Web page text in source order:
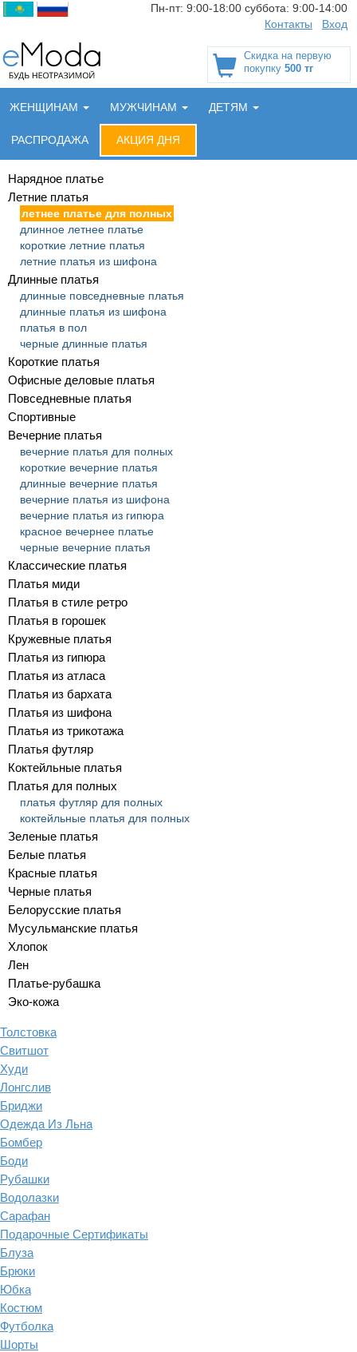
Пн-пт: 9:00-18:00 суббота: 9:00-14:00
Контакты
Вход
Скидка на первую
покупку 500 тг
ЖЕНЩИНАМ МУЖЧИНАМ ДЕТЯМ
РАСПРОДАЖА АКЦИЯ ДНЯ
Нарядное платье
Летние платья
летнее платье для полных
длинное летнее платье
короткие летние платья
летние платья из шифона
Длинные платья
длинные повседневные платья
длинные платья из шифона
платья в пол
черные длинные платья
Короткие платья
Офисные деловые платья
Повседневные платья
Спортивные
Вечерние платья
вечерние платья для полных
короткие вечерние платья
длинные вечерние платья
вечерние платья из шифона
вечерние платья из гипюра
красное вечернее платье
черные вечерние платья
Классические платья
Платья миди
Платья в стиле ретро
Платья в горошек
Кружевные платья
Платья из гипюра
Платья из атласа
Платья из бархата
Платья из шифона
Платья из трикотажа
Платья футляр
Коктейльные платья
Платья для полных
платья футляр для полных
коктейльные платья для полных
Зеленые платья
Белые платья
Красные платья
Черные платья
Белорусские платья
Мусульманские платья
Хлопок
Лен
Платье-рубашка
Эко-кожа
Толстовка
Свитшот
Худи
Лонгслив
Бриджи
Одежда Из Льна
Бомбер
Боди
Рубашки
Водолазки
Сарафан
Подарочные Сертификаты
Блуза
Брюки
Юбка
Костюм
Футболка
Шорты